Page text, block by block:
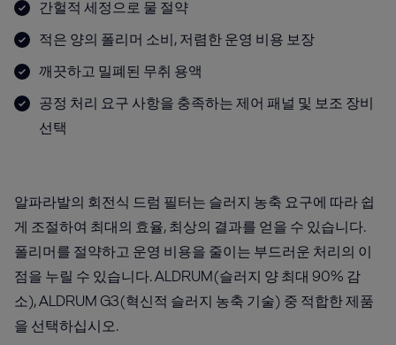
간헐적 세정으로 물 절약
적은 양의 폴리머 소비, 저렴한 운영 비용 보장
깨끗하고 밀폐된 무취 용액
공정 처리 요구 사항을 충족하는 제어 패널 및 보조 장비
선택
알파라발의 회전식 드럼 필터는 슬러지 농축 요구에 따라 쉽
게 조절하여 최대의 효율, 최상의 결과를 얻을 수 있습니다.
폴리머를 절약하고 운영 비용을 줄이는 부드러운 처리의 이
점을 누릴 수 있습니다. ALDRUM(슬러지 양 최대 90% 감
소), ALDRUM G3(혁신적 슬러지 농축 기술) 중 적합한 제품
을 선택하십시오.